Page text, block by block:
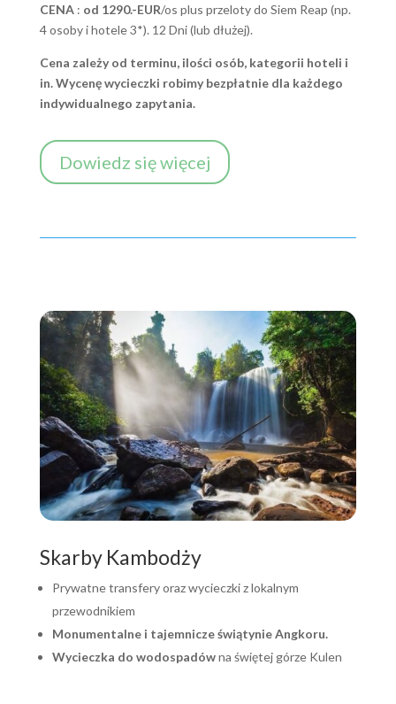
CENA: od 1290.-EUR/os plus przeloty do Siem Reap (np.
4 osoby i hotele 3*). 12 Dni (lub dłużej).
Cena zależy od terminu, ilości osób, kategorii hoteli i
in. Wycenę wycieczki robimy bezpłatnie dla każdego
indywidualnego zapytania.
Dowiedz się więcej
Skarby Kambodży
Prywatne transfery oraz wycieczki z lokalnym
przewodnikiem
Monumentalne i tajemnicze świątynie Angkoru.
Wycieczka do wodospadówna świętej górze Kulen